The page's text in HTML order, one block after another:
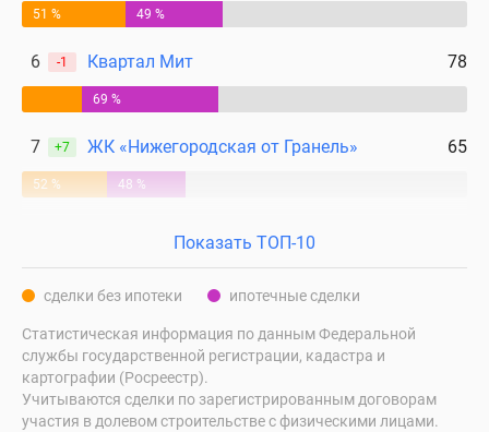
51 % 49 %
6 -1 Квартал Мит 78
69 %
7 +7 ЖК «Нижегородская от Гранель» 65
52 % 48 %
Показать ТОП-10
сделки без ипотеки ипотечные сделки
Статистическая информация по данным Федеральной
службы государственной регистрации, кадастра и
картографии (Росреестр).
Учитываются сделки по зарегистрированным договорам
участия в долевом строительстве с физическими лицами.